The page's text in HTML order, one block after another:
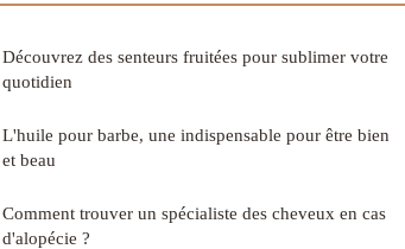
Découvrez des senteurs fruitées pour sublimer votre
quotidien
L'huile pour barbe, une indispensable pour être bien
et beau
Comment trouver un spécialiste des cheveux en cas
d'alopécie ?